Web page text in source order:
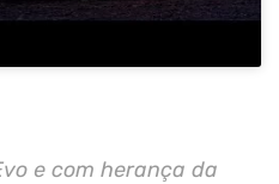
e com herança da